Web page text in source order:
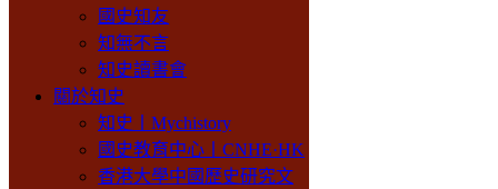
國史知友
知無不言
知史讀書會
關於知史
知史丨Mychistory
國史教育中心丨CNHE·HK
香港大學中國歷史研究文